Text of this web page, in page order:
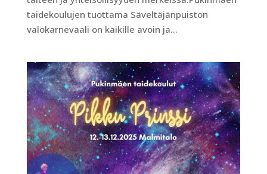
taidekoulujen tuottama Säveltäjänpuiston
valokarnevaali on kaikille avoin ja...